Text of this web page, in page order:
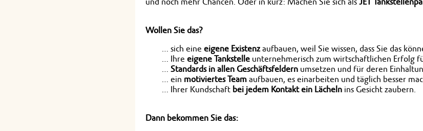
und noch mehr Chancen. Oder in kurz: Machen Sie sich als JET
Wollen Sie das?
… sich eine eigene Existenzaufbauen, weil Sie wissen, dass Sie das
… Ihre eigene Tankstelle unternehmerisch zum wirtschaftlichen Erfolg
… Standards in allen Geschäftsfeldern umsetzen und für deren
… ein motiviertes Team aufbauen, es einarbeiten und täglich besser
… Ihrer Kundschaft bei jedem Kontakt ein Lächeln ins Gesicht zaubern.
Dann bekommen Sie das: